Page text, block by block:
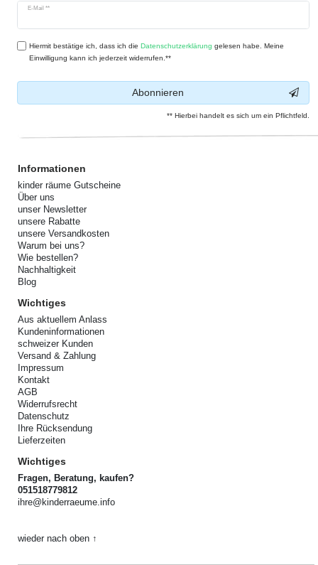
E-Mail **
Newsletter
Hiermit bestätige ich, dass ich dieDaten­schutz­erklärung gelesen habe. Meine
Einwilligung kann ich jederzeit widerrufen.**
Abonnieren
** Hierbei handelt es sich um ein Pflichtfeld.
Informationen
kinder räume Gutscheine
Über uns
unser Newsletter
unsere Rabatte
unsere Versandkosten
Warum bei uns?
Wie bestellen?
Nachhaltigkeit
Blog
Wichtiges
Aus aktuellem Anlass
Kundeninformationen
schweizer Kunden
Versand & Zahlung
Impressum
Kontakt
AGB
Widerrufsrecht
Datenschutz
Ihre Rücksendung
Lieferzeiten
Wichtiges
Fragen, Beratung, kaufen?
051518779812
ihre@kinderraeume.info
wieder nach oben ↑